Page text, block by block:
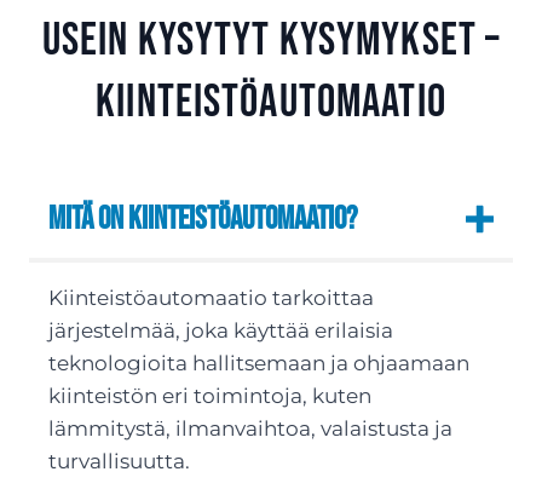
Usein kysytyt kysymykset –
kiinteistöautomaatio
Mitä on kiinteistöautomaatio?
Kiinteistöautomaatio tarkoittaa
järjestelmää, joka käyttää erilaisia
teknologioita hallitsemaan ja ohjaamaan
kiinteistön eri toimintoja, kuten
lämmitystä, ilmanvaihtoa, valaistusta ja
turvallisuutta.